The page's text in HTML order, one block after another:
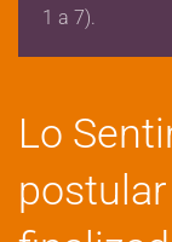
1 a 7).
Lo